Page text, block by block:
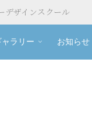
デザインスクール
ャラリー お知らせ